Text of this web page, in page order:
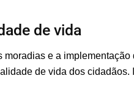
de vida
moradias e a
de vida dos cidadãos.